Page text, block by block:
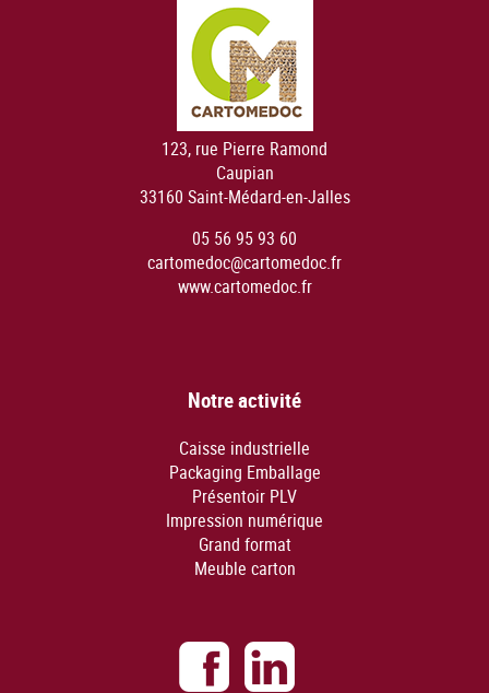
123, rue Pierre Ramond
Caupian
33160 Saint-Médard-en-Jalles
05 56 95 93 60
cartomedoc@cartomedoc.fr
www.cartomedoc.fr
Notre activité
Caisse industrielle
Packaging Emballage
Présentoir PLV
Impression numérique
Grand format
Meuble carton